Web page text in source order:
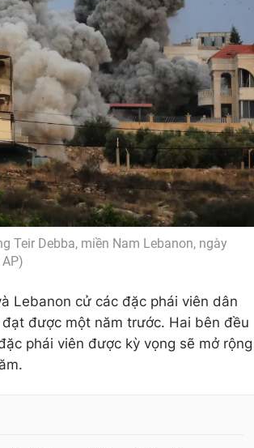
Teir Debba, miền Nam Lebanon, ngày
Lebanon cử các đặc phái viên dân
được một năm trước. Hai bên đều
phái viên được kỳ vọng sẽ mở rộng